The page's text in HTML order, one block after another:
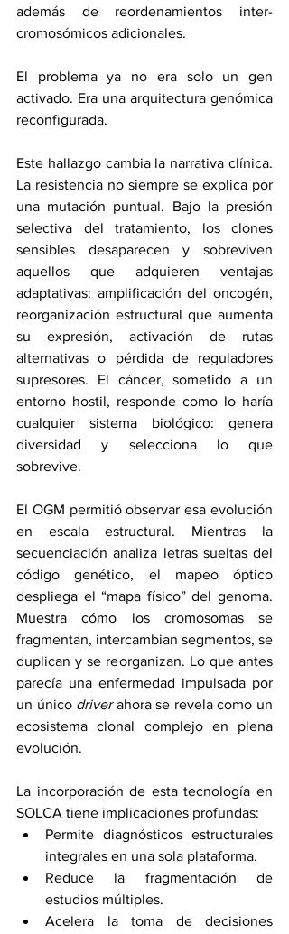
además de reordenamientos inter-
cromosómicos adicionales.
El problema ya no era solo un gen
activado. Era una arquitectura genómica
reconfigurada.
Este hallazgo cambia la narrativa clínica.
La resistencia no siempre se explica por
una mutación puntual. Bajo la presión
selectiva del tratamiento, los clones
sensibles desaparecen y sobreviven
aquellos que adquieren ventajas
adaptativas: amplificación del oncogén,
reorganización estructural que aumenta
su expresión, activación de rutas
alternativas o pérdida de reguladores
supresores. El cáncer, sometido a un
entorno hostil, responde como lo haría
cualquier sistema biológico: genera
diversidad y selecciona lo que
sobrevive.
El OGM permitió observar esa evolución
en escala estructural. Mientras la
secuenciación analiza letras sueltas del
código genético, el mapeo óptico
despliega el “mapa físico” del genoma.
Muestra cómo los cromosomas se
fragmentan, intercambian segmentos, se
duplican y se reorganizan. Lo que antes
parecía una enfermedad impulsada por
un único driver ahora se revela como un
ecosistema clonal complejo en plena
evolución.
La incorporación de esta tecnología en
SOLCA tiene implicaciones profundas:
Permite diagnósticos estructurales
integrales en una sola plataforma.
Reduce la fragmentación de
estudios múltiples.
Acelera la toma de decisiones